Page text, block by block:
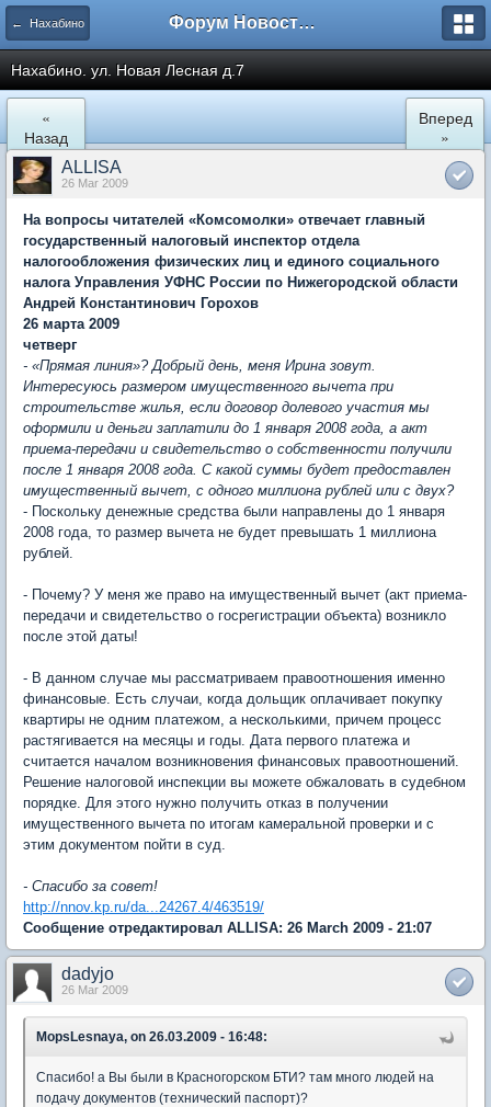
← Нахабино Форум Новостройки
Нахабино. ул. Новая Лесная д.7
«
Назад
Вперед
»
ALLISA
26 Mar 2009
На вопросы читателей «Комсомолки» отвечает главный
государственный налоговый инспектор отдела
налогообложения физических лиц и единого социального
налога Управления УФНС России по Нижегородской области
Андрей Константинович Горохов
26 марта 2009
четверг
- «Прямая линия»? Добрый день, меня Ирина зовут.
Интересуюсь размером имущественного вычета при
строительстве жилья, если договор долевого участия мы
оформили и деньги заплатили до 1 января 2008 года, а акт
приема-передачи и свидетельство о собственности получили
после 1 января 2008 года. С какой суммы будет предоставлен
имущественный вычет, с одного миллиона рублей или с двух?
- Поскольку денежные средства были направлены до 1 января
2008 года, то размер вычета не будет превышать 1 миллиона
рублей.
- Почему? У меня же право на имущественный вычет (акт приема-
передачи и свидетельство о госрегистрации объекта) возникло
после этой даты!
- В данном случае мы рассматриваем правоотношения именно
финансовые. Есть случаи, когда дольщик оплачивает покупку
квартиры не одним платежом, а несколькими, причем процесс
растягивается на месяцы и годы. Дата первого платежа и
считается началом возникновения финансовых правоотношений.
Решение налоговой инспекции вы можете обжаловать в судебном
порядке. Для этого нужно получить отказ в получении
имущественного вычета по итогам камеральной проверки и с
этим документом пойти в суд.
- Спасибо за совет!
http://nnov.kp.ru/da...24267.4/463519/
Сообщение отредактировал ALLISA: 26 March 2009 - 21:07
dadyjo
26 Mar 2009
MopsLesnaya, on 26.03.2009 - 16:48:
Спасибо! а Вы были в Красногорском БТИ? там много людей на
подачу документов (технический паспорт)?